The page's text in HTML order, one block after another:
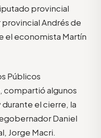
provincial
Andrés de
el economista Martín
Públicos
compartió algunos
el cierre, la
Daniel
Jorge Macri.